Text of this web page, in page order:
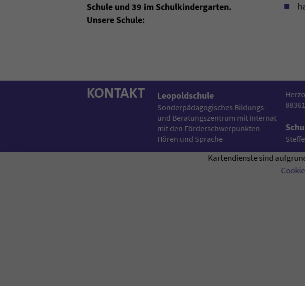
Schule und 39 im Schul­kinder­garten.
Unsere Schule:
KONTAKT Leopoldschule
Sonderpädagogisches Bildungs-
und Beratungszentrum mit Internat
mit den Förderschwerpunkten
Hören und Sprache
Kartendienste sind